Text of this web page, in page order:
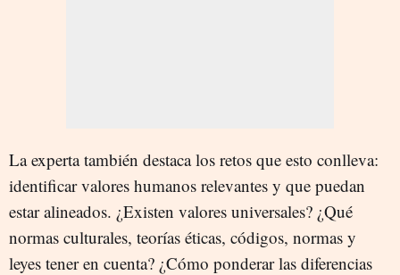
La experta también destaca los retos que esto conlleva:
identificar valores humanos relevantes y que puedan
estar alineados. ¿Existen valores universales? ¿Qué
normas culturales, teorías éticas, códigos, normas y
leyes tener en cuenta? ¿Cómo ponderar las diferencias